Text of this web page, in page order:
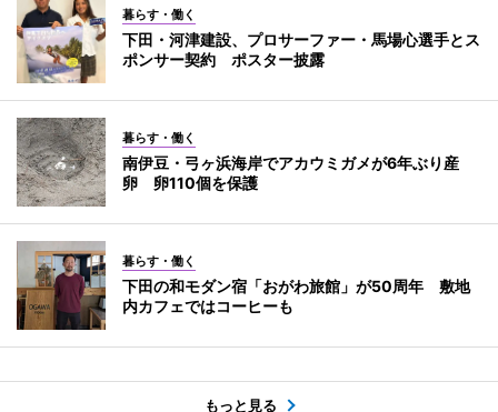
暮らす・働く
下田・河津建設、プロサーファー・馬場心選手とス
ポンサー契約 ポスター披露
暮らす・働く
南伊豆・弓ヶ浜海岸でアカウミガメが6年ぶり産
卵 卵110個を保護
暮らす・働く
下田の和モダン宿「おがわ旅館」が50周年 敷地
内カフェではコーヒーも
もっと見る